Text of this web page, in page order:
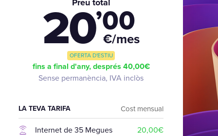
Preu total
20’00
€/mes
OFERTA D'ESTIU
fins a final d'any, després 40,00€
Sense permanència, IVA inclòs
LA TEVA TARIFA Cost mensual
Internet de 35 Megues
20,00€